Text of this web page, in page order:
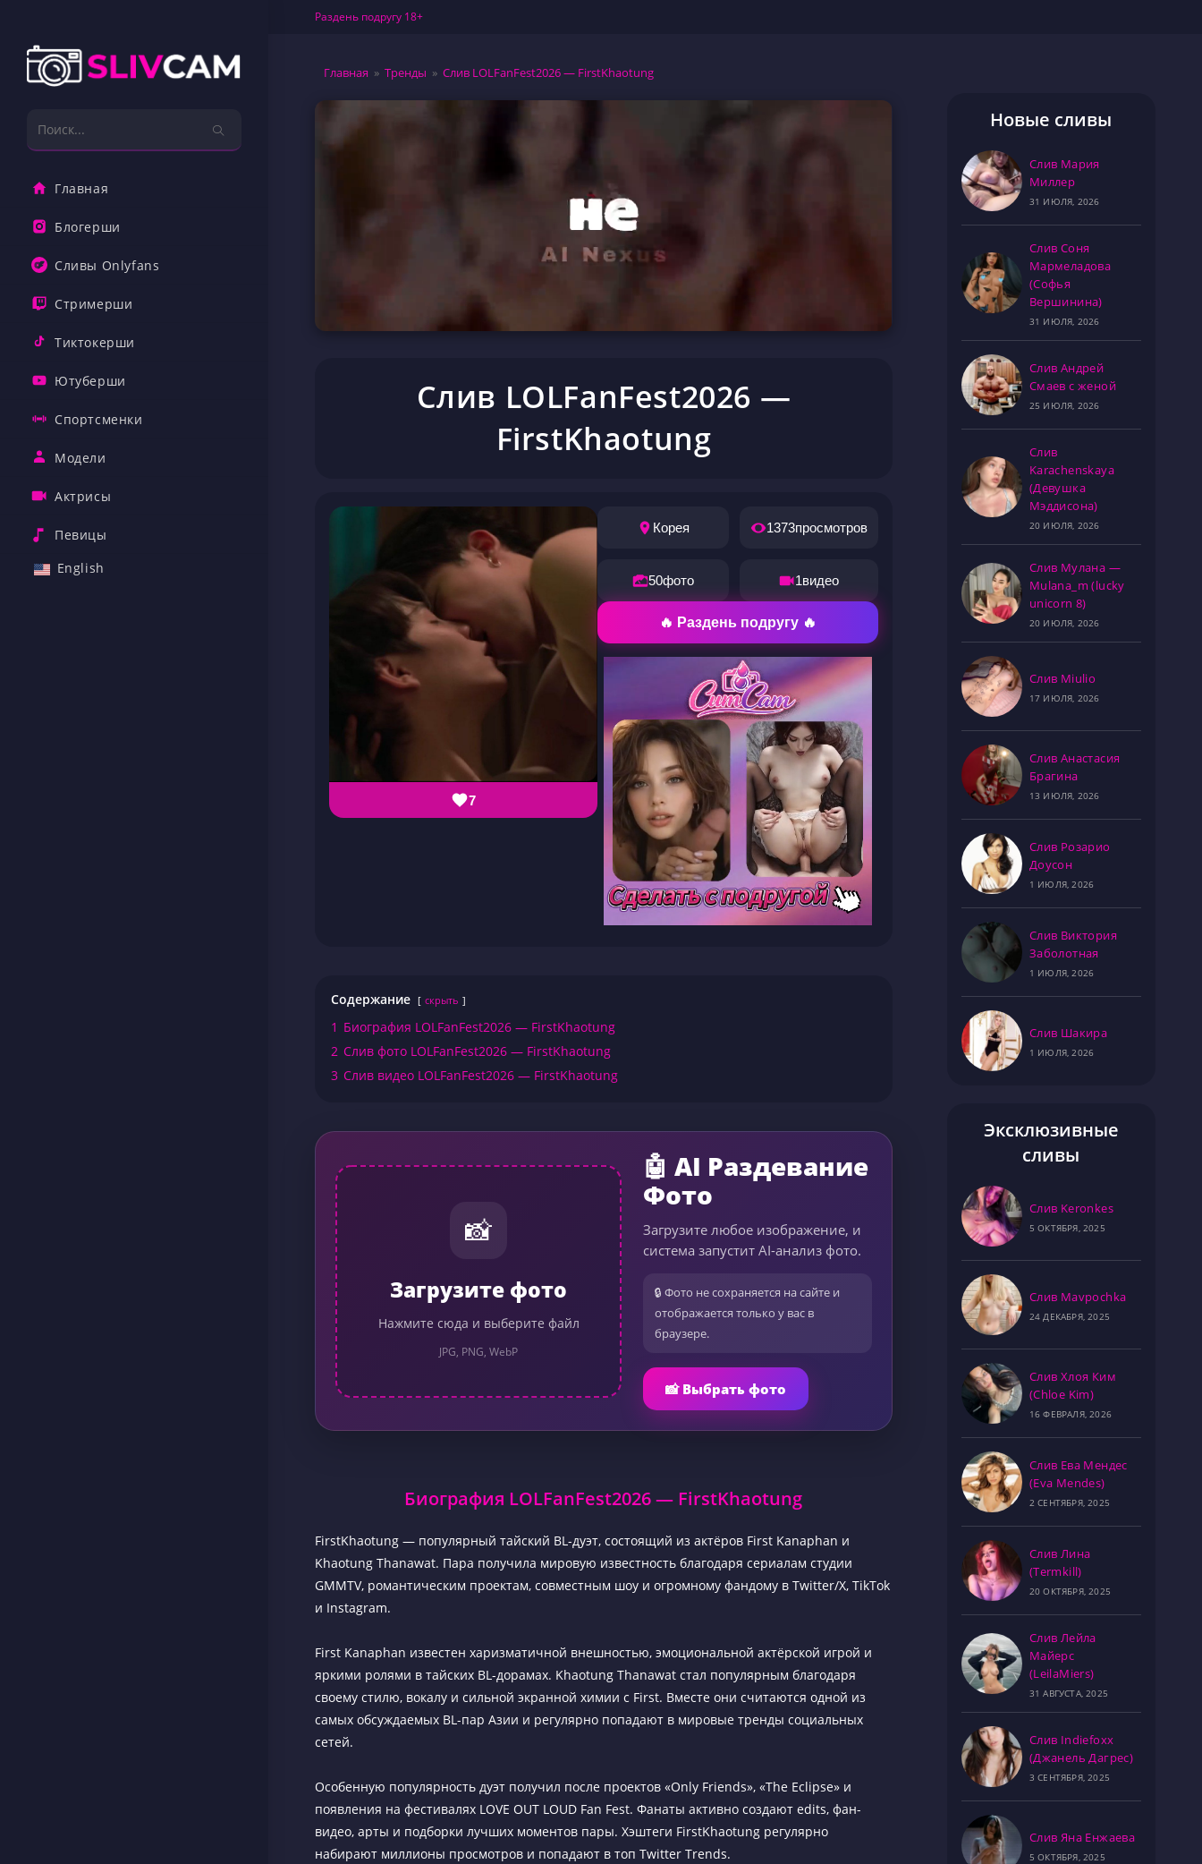
ПерейтиРаздень подругу 18+
Главная
Блогерши
Сливы Onlyfans
Стримерши
Тиктокерши
Ютуберши
Спортсменки
Модели
Актрисы
Певицы
English
сайте
Главная » Тренды » Слив LOLFanFest2026 — FirstKhaotung
Слив LOLFanFest2026 —
FirstKhaotung
7
Корея 1373просмотров
50фото 1видео
🔥 Раздень подругу 🔥
Содержание скрыть
1 Биография LOLFanFest2026 — FirstKhaotung
2 Слив фото LOLFanFest2026 — FirstKhaotung
3 Слив видео LOLFanFest2026 — FirstKhaotung
📸
Загрузите фото
Нажмите сюда и выберите файл
JPG, PNG, WebP
🤖 AI Раздевание
Фото
Загрузите любое изображение, и
система запустит AI-анализ фото.
🔒 Фото не сохраняется на сайте и
отображается только у вас в
браузере.
📸 Выбрать фото
Биография LOLFanFest2026 — FirstKhaotung
FirstKhaotung — популярный тайский BL-дуэт, состоящий из актёров First Kanaphan и
Khaotung Thanawat. Пара получила мировую известность благодаря сериалам студии
GMMTV, романтическим проектам, совместным шоу и огромному фандому в Twitter/X, TikTok
и Instagram.
First Kanaphan известен харизматичной внешностью, эмоциональной актёрской игрой и
яркими ролями в тайских BL-дорамах. Khaotung Thanawat стал популярным благодаря
своему стилю, вокалу и сильной экранной химии с First. Вместе они считаются одной из
самых обсуждаемых BL-пар Азии и регулярно попадают в мировые тренды социальных
сетей.
Особенную популярность дуэт получил после проектов «Only Friends», «The Eclipse» и
появления на фестивалях LOVE OUT LOUD Fan Fest. Фанаты активно создают edits, фан-
видео, арты и подборки лучших моментов пары. Хэштеги FirstKhaotung регулярно
набирают миллионы просмотров и попадают в топ Twitter Trends.
Новые сливы
Слив Мария
Миллер
31 ИЮЛЯ, 2026
Слив Соня
Мармеладова
(Софья
Вершинина)
31 ИЮЛЯ, 2026
Слив Андрей
Смаев с женой
25 ИЮЛЯ, 2026
Слив
Karachenskaya
(Девушка
Мэддисона)
20 ИЮЛЯ, 2026
Слив Мулана —
Mulana_m (lucky
unicorn 8)
20 ИЮЛЯ, 2026
Слив Miulio
17 ИЮЛЯ, 2026
Слив Анастасия
Брагина
13 ИЮЛЯ, 2026
Слив Розарио
Доусон
1 ИЮЛЯ, 2026
Слив Виктория
Заболотная
1 ИЮЛЯ, 2026
Слив Шакира
1 ИЮЛЯ, 2026
Эксклюзивные
сливы
Слив Keronkes
5 ОКТЯБРЯ, 2025
Слив Mavpochka
24 ДЕКАБРЯ, 2025
Слив Хлоя Ким
(Chloe Kim)
16 ФЕВРАЛЯ, 2026
Слив Ева Мендес
(Eva Mendes)
2 СЕНТЯБРЯ, 2025
Слив Лина
(Termkill)
20 ОКТЯБРЯ, 2025
Слив Лейла
Майерс
(LeilaMiers)
31 АВГУСТА, 2025
Слив Indiefoxx
(Джанель Дагрес)
3 СЕНТЯБРЯ, 2025
Слив Яна Енжаева
5 ОКТЯБРЯ, 2025